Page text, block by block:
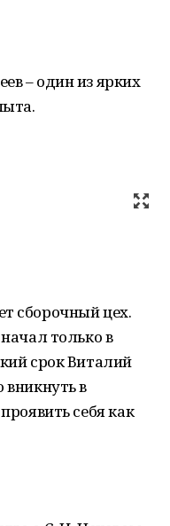
– один из ярких
сборочный цех.
только в
срок Виталий
вникнуть в
себя как